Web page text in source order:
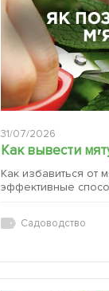
31/07/2026
Как вывести
Как избавиться от
эффективные
Садоводство